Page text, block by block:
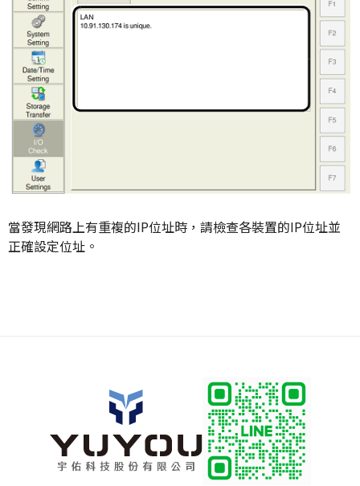
當發現網路上有重複的IP位址時，請檢查各裝置的IP位址並
正確設定位址。